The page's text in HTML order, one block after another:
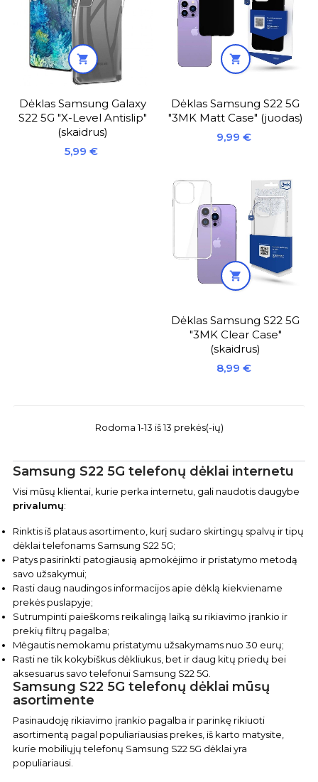

Dėklas Samsung Galaxy
S22 5G "X-Level Antislip"
(skaidrus)
Kaina
5,99 €

Dėklas Samsung S22 5G
"3MK Matt Case" (juodas)
Kaina
9,99 €

Dėklas Samsung S22 5G
"3MK Clear Case"
(skaidrus)
Kaina
8,99 €
Rodoma 1-13 iš 13 prekės(-ių)
Samsung S22 5G telefonų dėklai internetu
Visi mūsų klientai, kurie perka internetu, gali naudotis daugybe
privalumų:
Rinktis iš plataus asortimento, kurį sudaro skirtingų spalvų ir tipų
dėklai telefonams Samsung S22 5G;
Patys pasirinkti patogiausią apmokėjimo ir pristatymo metodą
savo užsakymui;
Rasti daug naudingos informacijos apie dėklą kiekviename
prekės puslapyje;
Sutrumpinti paieškoms reikalingą laiką su rikiavimo įrankio ir
prekių filtrų pagalba;
Mėgautis nemokamu pristatymu užsakymams nuo 30 eurų;
Rasti ne tik kokybiškus dėkliukus, bet ir daug kitų priedų bei
aksesuarus savo telefonui Samsung S22 5G.
Samsung S22 5G telefonų dėklai mūsų
asortimente
Pasinaudoję rikiavimo įrankio pagalba ir parinkę rikiuoti
asortimentą pagal populiariausias prekes, iš karto matysite,
kurie mobiliųjų telefonų Samsung S22 5G dėklai yra
populiariausi.